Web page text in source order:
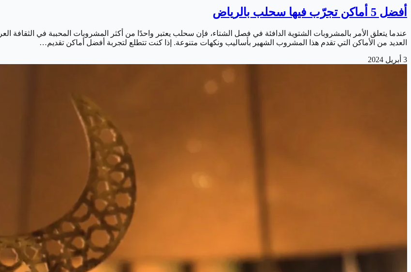
أفضل 5 أماكن تجرّب فيها سحلب بالرياض
عندما يتعلق الأمر بالمشروبات الشتوية الدافئة في فصل الشتاء، فإن سحلب يعتبر واحدًا من أكثر المشروبات المحببة في
العديد من الأماكن التي تقدم هذا المشروب الشهير بأساليب ونكهات متنوعة. إذا كنت تتطلع لتجربة أفضل أماكن تقديم…
3 أبريل 2024